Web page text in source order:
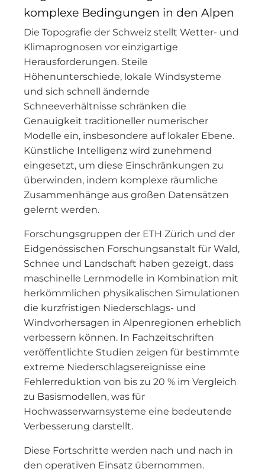
komplexe Bedingungen in den Alpen
Die Topografie der Schweiz stellt Wetter- und
Klimaprognosen vor einzigartige
Herausforderungen. Steile
Höhenunterschiede, lokale Windsysteme
und sich schnell ändernde
Schneeverhältnisse schränken die
Genauigkeit traditioneller numerischer
Modelle ein, insbesondere auf lokaler Ebene.
Künstliche Intelligenz wird zunehmend
eingesetzt, um diese Einschränkungen zu
überwinden, indem komplexe räumliche
Zusammenhänge aus großen Datensätzen
gelernt werden.
Forschungsgruppen der ETH Zürich und der
Eidgenössischen Forschungsanstalt für Wald,
Schnee und Landschaft haben gezeigt, dass
maschinelle Lernmodelle in Kombination mit
herkömmlichen physikalischen Simulationen
die kurzfristigen Niederschlags- und
Windvorhersagen in Alpenregionen erheblich
verbessern können. In Fachzeitschriften
veröffentlichte Studien zeigen für bestimmte
extreme Niederschlagsereignisse eine
Fehlerreduktion von bis zu 20 % im Vergleich
zu Basismodellen, was für
Hochwasserwarnsysteme eine bedeutende
Verbesserung darstellt.
Diese Fortschritte werden nach und nach in
den operativen Einsatz übernommen.